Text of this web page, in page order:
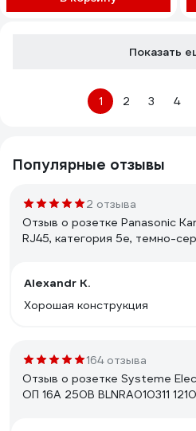
Показать
1 2 3 4
Популярные отзывы
2 отзыва
Отзыв о розетке Panasonic
RJ45, категория 5e, темно-
Alexandr K.
Хорошая конструкция
164 отзыва
Отзыв о розетке Systeme
ОП 16А 250В BLNRA010311